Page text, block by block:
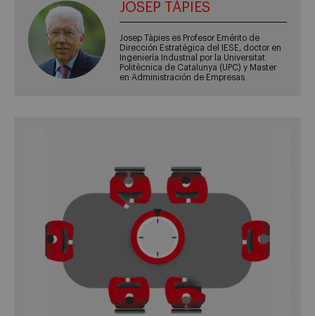
JOSEP TÀPIES
Josep Tàpies es Profesor Emérito de
Dirección Estratégica del IESE, doctor en
Ingeniería Industrial por la Universitat
Politècnica de Catalunya (UPC) y Master
en Administración de Empresas